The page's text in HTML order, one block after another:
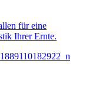
für eine
Ihrer Ernte.